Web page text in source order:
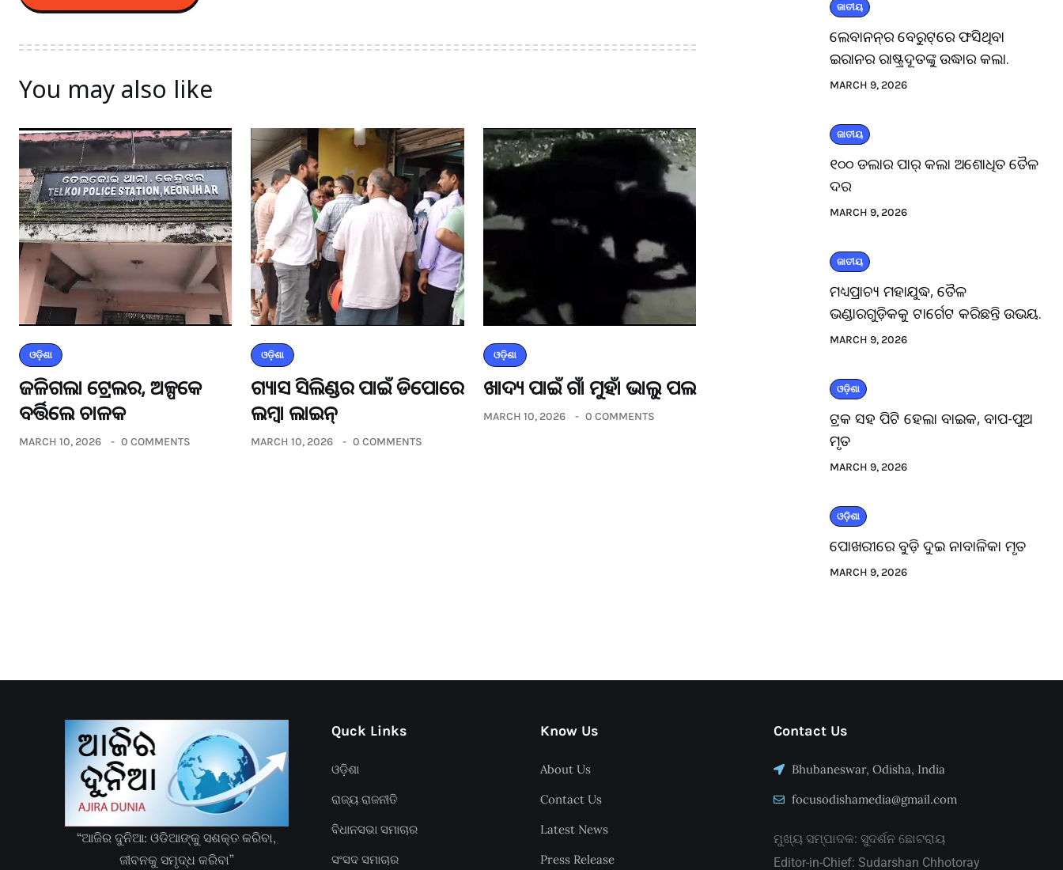
You may also like
ଓଡ଼ିଶା
ଜଳିଗଲା ଟ୍ରେଲର, ଅଳ୍ପକେ
ବର୍ତ୍ତିଲେ ଚାଳକ
MARCH 10, 2026 0 COMMENTS
ଓଡ଼ିଶା
ଗ୍ୟାସ ସିଲିଣ୍ଡର ପାଇଁ ଡିପୋରେ
ଲମ୍ବା ଲାଇନ୍
MARCH 10, 2026 0 COMMENTS
ଓଡ଼ିଶା
ଖାଦ୍ୟ ପାଇଁ ଗାଁ ମୁହାଁ ଭାଲୁ ପଲ
MARCH 10, 2026 0 COMMENTS
ଜାତୀୟ
ଲେବାନନ୍‌ର ବେରୁଟ୍‌ରେ ଫସିଥିବା
ଇରାନର ରାଷ୍ଟ୍ରଦୂତଙ୍କୁ ଉଦ୍ଧାର କଲା.
MARCH 9, 2026
ଜାତୀୟ
୧୦୦ ଡଲାର ପାର୍ କଲା ଅଶୋଧିତ ତୈଳ
ଦର
MARCH 9, 2026
ଜାତୀୟ
ମଧ୍ୟପ୍ରାଚ୍ୟ ମହାଯୁଦ୍ଧ, ତୈଳ
ଭଣ୍ଡାରଗୁଡ଼ିକକୁ ଟାର୍ଗେଟ କରିଛନ୍ତି ଉଭୟ.
MARCH 9, 2026
ଓଡ଼ିଶା
ଟ୍ରକ ସହ ପିଟି ହେଲା ବାଇକ, ବାପ-ପୁଅ
ମୃତ
MARCH 9, 2026
ଓଡ଼ିଶା
ପୋଖରୀରେ ବୁଡ଼ି ଦୁଇ ନାବାଳିକା ମୃତ
MARCH 9, 2026
“ଆଜିର ଦୁନିଆ: ଓଡିଆଙ୍କୁ ସଶକ୍ତ କରିବା,
ଜୀବନକୁ ସମୃଦ୍ଧ କରିବା”
Quck Links
ଓଡ଼ିଶା
ରାଜ୍ୟ ରାଜନୀତି
ବିଧାନସଭା ସମାଚାର
ସଂସଦ ସମାଚାର
Know Us
About Us
Contact Us
Latest News
Press Release
Contact Us
Bhubaneswar, Odisha, India
focusodishamedia@gmail.com
ମୁଖ୍ୟ ସମ୍ପାଦକ: ସୁଦର୍ଶନ ଛୋଟରାୟ
Editor-in-Chief: Sudarshan Chhotoray